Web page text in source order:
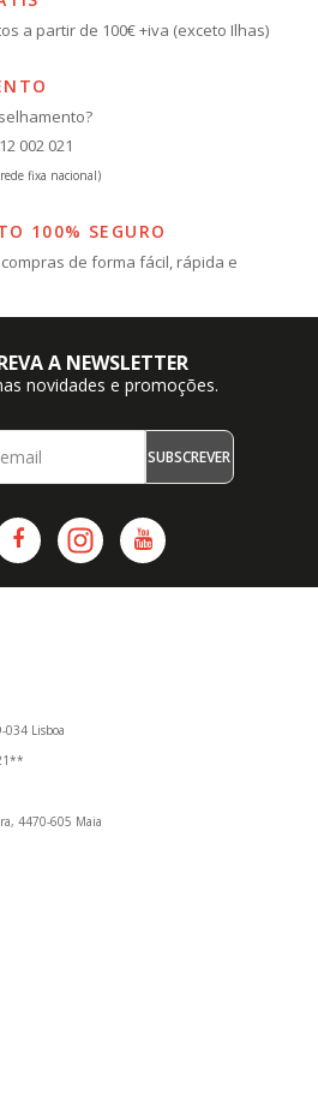
a partir de 100€ +iva (exceto Ilhas)
002 021
fixa nacional)
100% SEGURO
de forma fácil, rápida e
A NEWSLETTER
novidades e promoções.
SUBSCREVER
Lisboa
4470-605 Maia